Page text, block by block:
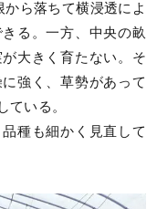
ら落ちて横浸透によ
る。一方、中央の畝
大きく育たない。そ
強く、草勢があって
ている。
種も細かく見直して